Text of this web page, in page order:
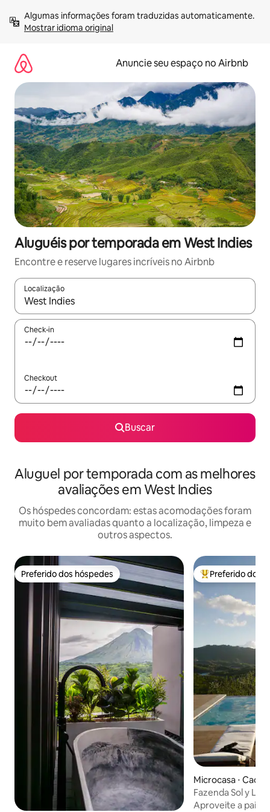
para
Mostrar idioma original
Anuncie seu espaço no Airbnb
Aluguéis por temporada em West Indies
Encontre e reserve lugares incríveis no Airbnb
Localização
Quando os resultados estiverem disponíveis, explore-os
Check-in
Checkout
Buscar
Aluguel por temporada com as melhores
avaliações em West Indies
Os hóspedes concordam: estas acomodações foram
muito bem avaliadas quanto a localização, limpeza e
outros aspectos.
Preferido dos hóspedes
Preferido dos hóspedes Entre os
Preferido dos
Microcasa ⋅
Fazenda Sol y
Aproveite a